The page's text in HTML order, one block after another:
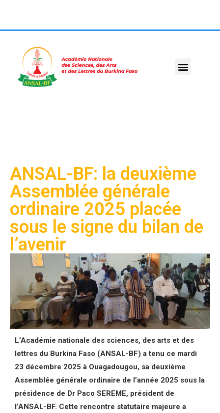
ANSAL-BF: la deuxième
Assemblée générale
ordinaire 2025 placée
sous le signe du bilan de
l’avenir
L’Académie nationale des sciences, des arts et des
lettres du Burkina Faso (ANSAL-BF) a tenu ce mardi
23 décembre 2025 à Ouagadougou, sa deuxième
Assemblée générale ordinaire de l’année 2025 sous la
présidence de Dr Paco SEREME, président de
l’ANSAL-BF. Cette rencontre statutaire majeure a